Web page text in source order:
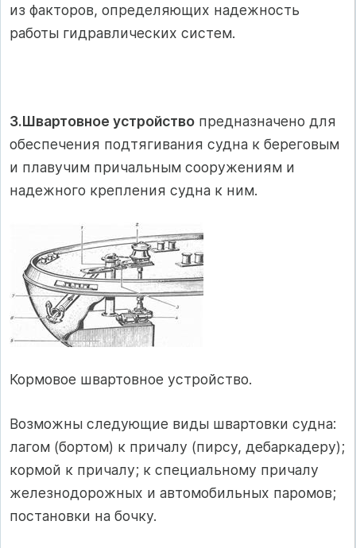
из факторов, определяющих надежность
работы гидравлических систем.
3.Швартовное устройство предназначено для
обеспечения подтягивания судна к береговым
и плавучим причальным сооружениям и
надежного крепления судна к ним.
Кормовое швартовное устройство.
Возможны следующие виды швартовки судна:
лагом (бортом) к причалу (пирсу, дебаркадеру);
кормой к причалу; к специальному причалу
железнодорожных и автомобильных паромов;
постановки на бочку.